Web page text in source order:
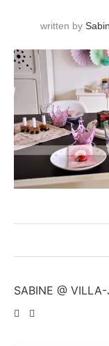
written by
SABINE @